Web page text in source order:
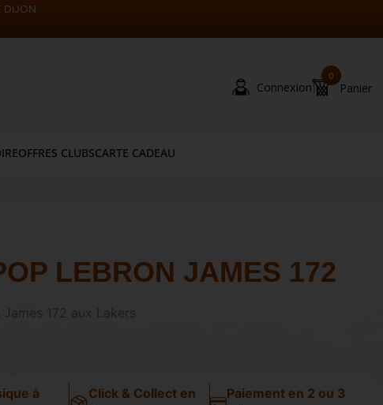
DIJON.
Connexion|
0
Panier
OFFRES CLUBSCARTE CADEAU
LEBRON JAMES 172
172 aux Lakers
à
Click & Collect en
Paiement en 2 ou 3